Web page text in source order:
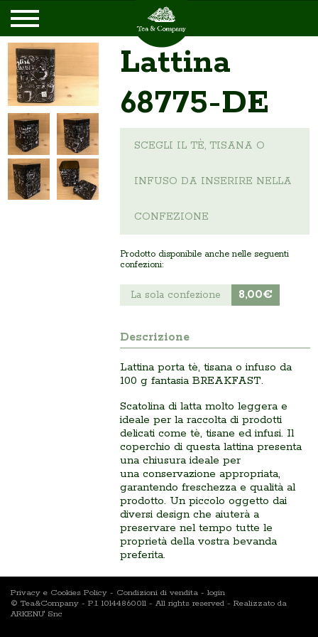
Lattina
68775-DE
SCEGLI IL TÈ, TISANA O
INFUSO DA INSERIRE NELLA
CONFEZIONE
Prodotto disponibile anche nelle seguenti
confezioni:
La sola confezione 8,00€
Descrizione
Lattina porta tè, tisana o infuso da
100 g fantasia BREAKFAST.
Scatolina di latta molto leggera e
ideale per la raccolta di prodotti
delicati come tè, tisane ed infusi. Il
coperchio di questa lattina presenta
una chiusura ideale per
una conservazione appropriata,
garantendo freschezza e qualità al
prodotto. Un piccolo oggetto dai
diversi design che aiuterà a
preservare nel tempo tutte le
proprietà della vostra bevanda
preferita.
Privacy e Cookies Policy - Condizioni di vendita - login
© Tea&Company - P.I. 10144860011 - All rights reserved - Realizzato da
ARKENU' Snc